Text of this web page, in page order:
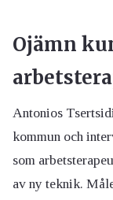
Ojämn
Antonios
kommun och
som
av ny teknik.